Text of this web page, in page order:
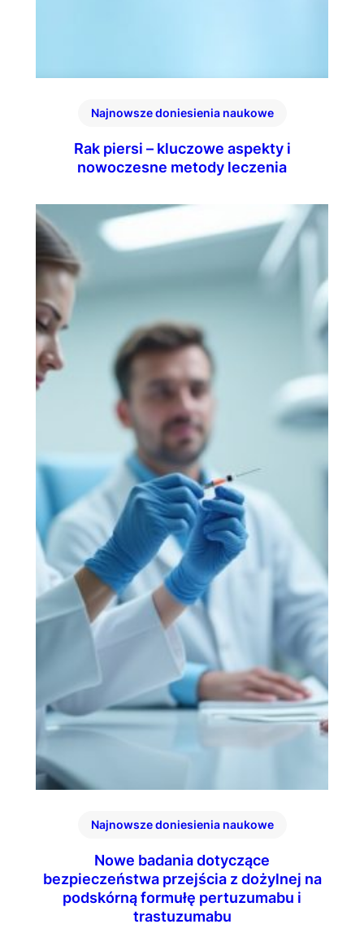
Najnowsze doniesienia naukowe
Rak piersi – kluczowe aspekty i
nowoczesne metody leczenia
Najnowsze doniesienia naukowe
Nowe badania dotyczące
bezpieczeństwa przejścia z dożylnej na
podskórną formułę pertuzumabu i
trastuzumabu